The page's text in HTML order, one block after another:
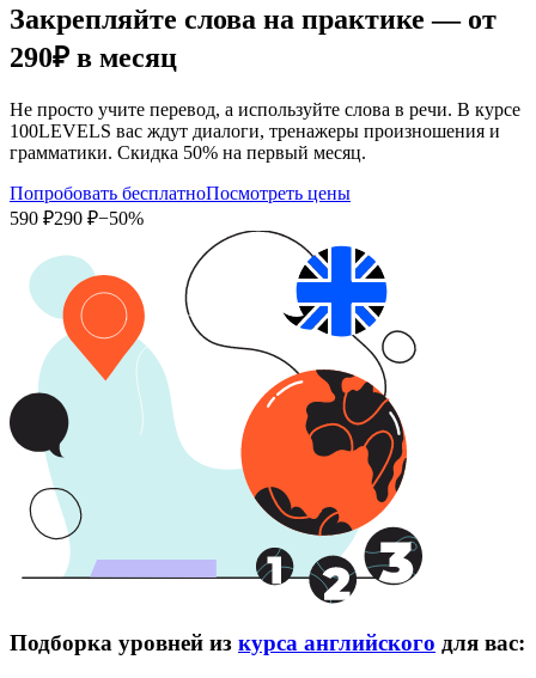
Закрепляйте слова на практике — от
290₽ в месяц
Не просто учите перевод, а используйте слова в речи. В курсе
100LEVELS вас ждут диалоги, тренажеры произношения и
грамматики. Скидка 50% на первый месяц.
Попробовать бесплатноПосмотреть цены
590 ₽290 ₽−50%
Подборка уровней из курса английского для вас: